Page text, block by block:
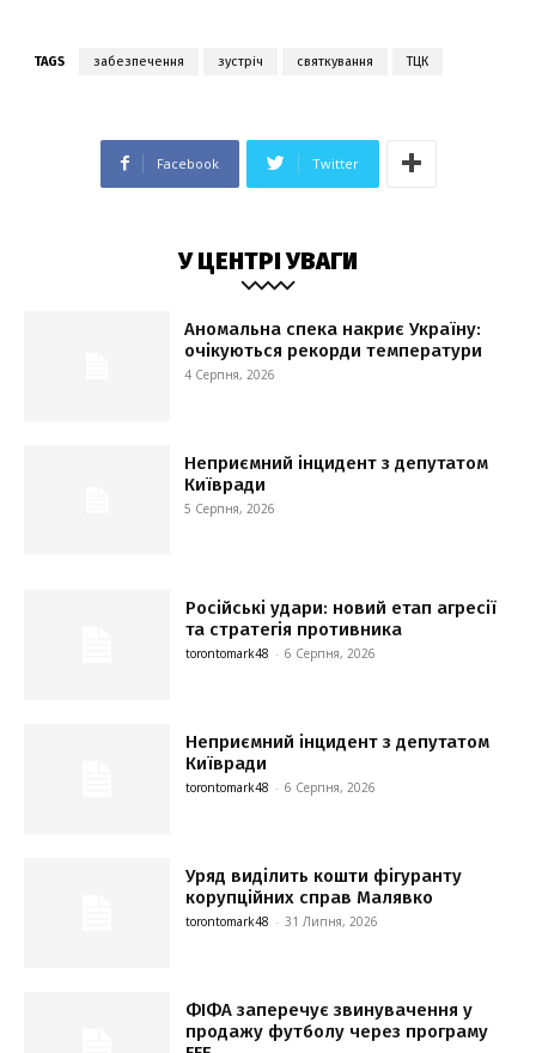
TAGS забезпечення зустріч святкування ТЦК
Facebook Twitter
У ЦЕНТРІ УВАГИ
Аномальна спека накриє Україну:
очікуються рекорди температури
4 Серпня, 2026
Неприємний інцидент з депутатом
Київради
5 Серпня, 2026
Російські удари: новий етап агресії
та стратегія противника
torontomark48 - 6 Серпня, 2026
Неприємний інцидент з депутатом
Київради
torontomark48 - 6 Серпня, 2026
Уряд виділить кошти фігуранту
корупційних справ Малявко
torontomark48 - 31 Липня, 2026
ФІФА заперечує звинувачення у
продажу футболу через програму